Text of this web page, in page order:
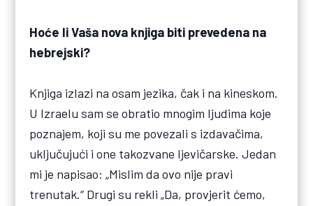
Hoće li Vaša nova knjiga biti prevedena na
hebrejski?
Knjiga izlazi na osam jezika, čak i na kineskom.
U Izraelu sam se obratio mnogim ljudima koje
poznajem, koji su me povezali s izdavačima,
uključujući i one takozvane ljevičarske. Jedan
mi je napisao: „Mislim da ovo nije pravi
trenutak.“ Drugi su rekli „Da, provjerit ćemo,